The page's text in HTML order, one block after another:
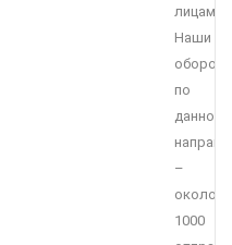
лицами.
Наши
по
данному
–
около
1000